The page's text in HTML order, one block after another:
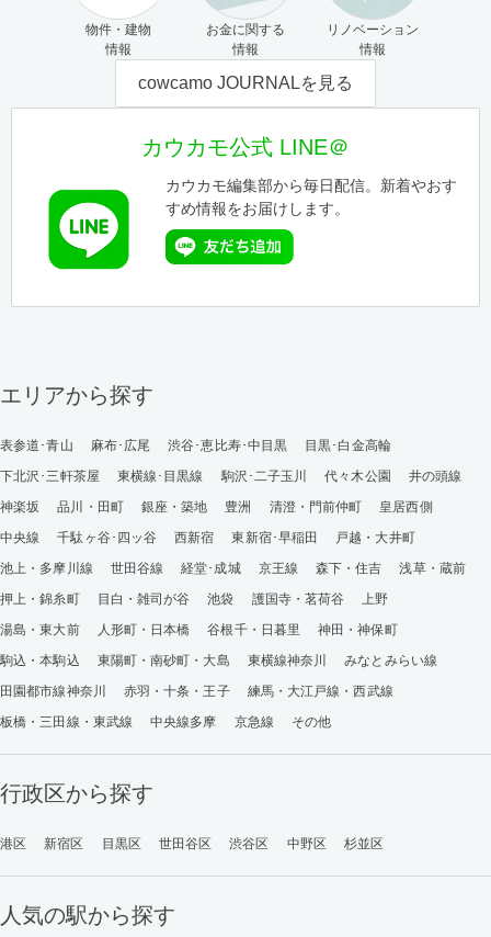
物件・建物
情報
お金に関する
情報
リノベーション
情報
cowcamo JOURNALを見る
カウカモ公式 LINE＠
カウカモ編集部から毎日配信。新着やおす
すめ情報をお届けします。
エリアから探す
表参道･青山 麻布･広尾 渋谷･恵比寿･中目黒
目黒･白金高輪
下北沢･三軒茶屋
東横線･目黒線 駒沢･二子玉川 代々木公園
井の頭線
神楽坂
品川・田町 銀座・築地 豊洲 清澄・門前仲町
皇居西側
中央線
千駄ヶ谷･四ッ谷 西新宿 東新宿･早稲田
戸越・大井町
池上・多摩川線
世田谷線 経堂･成城 京王線 森下・住吉
浅草・蔵前
押上・錦糸町
目白・雑司が谷 池袋 護国寺・茗荷谷
上野
湯島・東大前
人形町・日本橋 谷根千・日暮里
神田・神保町
駒込・本駒込
東陽町・南砂町・大島 東横線神奈川
みなとみらい線
田園都市線神奈川
赤羽・十条・王子
練馬・大江戸線・西武線
板橋・三田線・東武線
中央線多摩 京急線 その他
行政区から探す
港区 新宿区 目黒区 世田谷区 渋谷区 中野区 杉並区
人気の駅から探す